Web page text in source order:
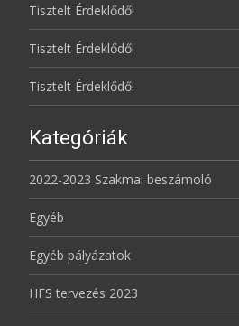
Tisztelt Érdeklődő!
Tisztelt Érdeklődő!
Tisztelt Érdeklődő!
Kategóriák
2022-2023 Szakmai beszámoló
Egyéb
Egyéb pályázatok
HFS tervezés 2023